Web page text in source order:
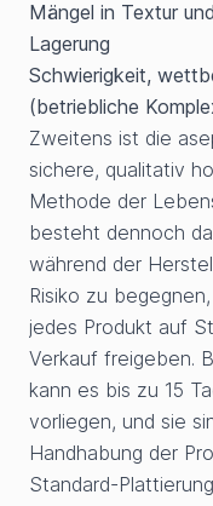
Mängel in Textur
Lagerung
Schwierigkeit,
(betriebliche
Zweitens ist die
sichere, qualitativ
Methode der
besteht dennoch
während der
Risiko zu
jedes Produkt auf
Verkauf freigeben.
kann es bis zu 15
vorliegen, und sie
Handhabung der
Standard-